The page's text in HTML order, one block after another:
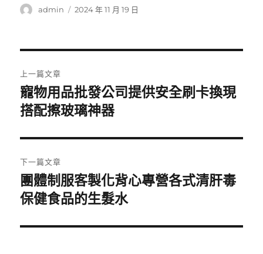
作
admin
發
2024 年 11 月 19 日
章
導
覽
上一篇文章
上
一
文
章:
寵物用品批發公司提供安全刷卡換現
搭配擦玻璃神器
下一篇文章
下
一
文
團體制服客製化背心專營各式清肝毒
保健食品的生髮水